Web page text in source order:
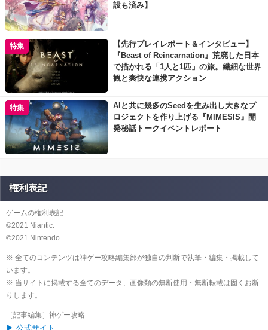
設も済み】
特集
【先行プレイレポート＆インタビュー】
『Beast of Reincarnation』荒廃した日本
で描かれる「1人と1匹」の旅。繊細な世界
観と爽快な連携アクション
特集
AIと共に幾多のSeedを生み出し大きなプ
ロジェクトを作り上げる『MIMESIS』開
発秘話トークイベントレポート
権利表記
ゲームの権利表記
©️2021 Niantic.
©️2021 Nintendo.
※ 全てのコンテンツは神ゲー攻略編集部が独自の判断で執筆・編集・掲載して
います。
※ 当サイトに掲載する全てのデータ、画像類の無断使用・無断転載は固くお断
りします。
［記事編集］神ゲー攻略
▶ 公式サイト